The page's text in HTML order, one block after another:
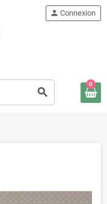
search
person Connexion
0